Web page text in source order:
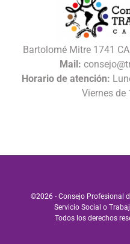
Bartolomé Mitre 1741
Mail:
Horario de atención:
Viernes de
©2026 - Consejo Profesional
Servicio Social o
Todos los derechos